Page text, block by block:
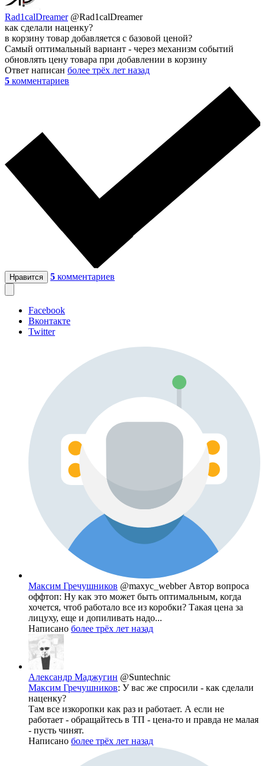
Rad1calDreamer @Rad1calDreamer
как сделали наценку?
в корзину товар добавляется с базовой ценой?
Самый оптимальный вариант - через механизм событий
обновлять цену товара при добавлении в корзину
Ответ написан более трёх лет назад
5 комментариев
Нравится 5 комментариев
Facebook
Вконтакте
Twitter
Максим Гречушников @maxyc_webber Автор вопроса
оффтоп: Ну как это может быть оптимальным, когда
хочется, чтоб работало все из коробки? Такая цена за
лицуху, еще и допиливать надо...
Написано более трёх лет назад
Александр Маджугин @Suntechnic
Максим Гречушников: У вас же спросили - как сделали
наценку?
Там все изкоропки как раз и работает. А если не
работает - обращайтесь в ТП - цена-то и правда не малая
- пусть чинят.
Написано более трёх лет назад